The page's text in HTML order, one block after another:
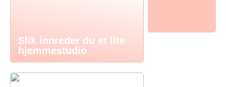
Slik innreder du et lite
hjemmestudio